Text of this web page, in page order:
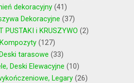
dekoracyjny 41
Dekoracyjne 37
PUSTAKI i KRUSZYWO 2
Kompozyty 127
tarasowe 33
Deski Elewacyjne 10
Legary 26